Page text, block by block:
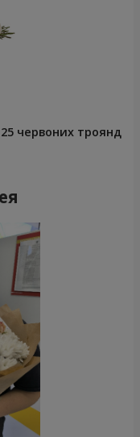
червоних троянд